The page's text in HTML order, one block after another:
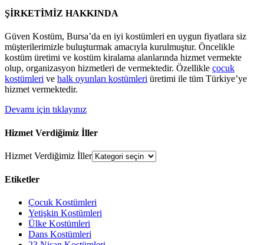
ŞİRKETİMİZ HAKKINDA
Güven Kostüm, Bursa’da en iyi kostümleri en uygun fiyatlara siz
müşterilerimizle buluşturmak amacıyla kurulmuştur. Öncelikle
kostüm üretimi ve kostüm kiralama alanlarında hizmet vermekte
olup, organizasyon hizmetleri de vermektedir. Özellikle çocuk
kostümleri ve halk oyunları kostümleri üretimi ile tüm Türkiye’ye
hizmet vermektedir.
Devamı için tıklayınız
Hizmet Verdiğimiz İller
Hizmet Verdiğimiz İller
Etiketler
Çocuk Kostümleri
Yetişkin Kostümleri
Ülke Kostümleri
Dans Kostümleri